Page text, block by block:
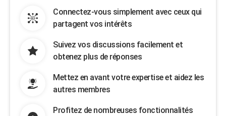
Connectez-vous simplement avec ceux qui
partagent vos intérêts
Suivez vos discussions facilement et
obtenez plus de réponses
Mettez en avant votre expertise et aidez les
autres membres
Profitez de nombreuses fonctionnalités